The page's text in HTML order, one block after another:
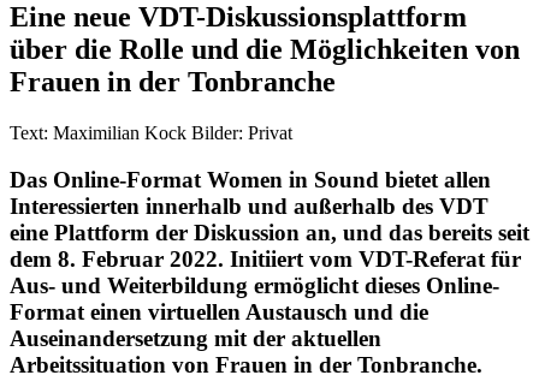
Eine neue VDT-Diskussionsplattform
über die Rolle und die Möglichkeiten von
Frauen in der Tonbranche
Text: Maximilian Kock Bilder: Privat
Das Online-Format Women in Sound bietet allen
Interessierten innerhalb und außerhalb des VDT
eine Plattform der Diskussion an, und das bereits seit
dem 8. Februar 2022. Initiiert vom VDT-Referat für
Aus- und Weiterbildung ermöglicht dieses Online-
Format einen virtuellen Austausch und die
Auseinandersetzung mit der aktuellen
Arbeitssituation von Frauen in der Tonbranche.